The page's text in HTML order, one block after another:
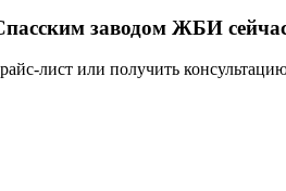
заводом ЖБИ
лист или получить